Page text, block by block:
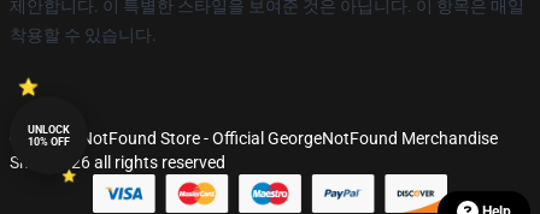
제안합니다. 이 특별한 스타일을 보여준 것은 아닙니다. 이 항목은 매일
착용할 수 있습니다.
© GeorgeNotFound Store - Official GeorgeNotFound Merchandise
Shop 2026 all rights reserved
UNLOCK
10% OFF